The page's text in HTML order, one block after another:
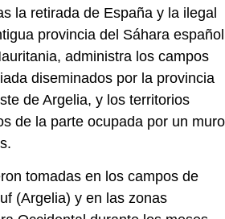
la retirada de España y la ilegal
provincia del Sáhara español
administra los campos
diseminados por la provincia
de Argelia, y los territorios
de la parte ocupada por un muro
tomadas en los campos de
(Argelia) y en las zonas